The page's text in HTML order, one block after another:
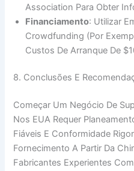
Association Para Obter
Financiamento: Utilizar
Crowdfunding (por
Custos De Arranque De
8. Conclusões E
Começar Um Negócio De
Nos EUA Requer
Fiáveis E Conformidade
Fornecimento A Partir Da
Fabricantes Experientes